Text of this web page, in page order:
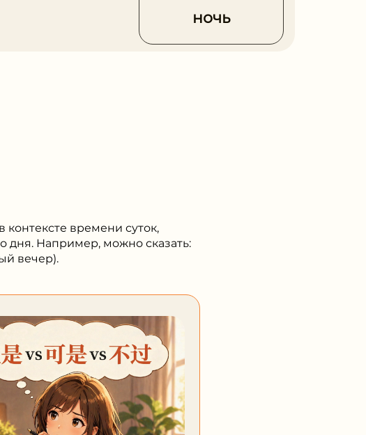
ночь
контексте времени суток,
дня. Например, можно сказать:
вечер).